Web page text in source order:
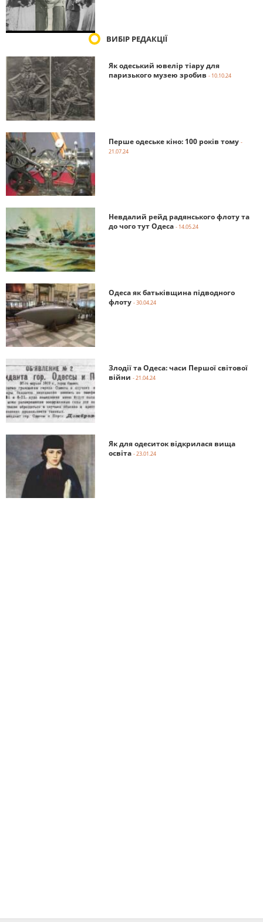
ВИБІР РЕДАКЦІЇ
Як одеський ювелір тіару для
паризького музею зробив - 10.10.24
Перше одеське кіно: 100 років тому -
21.07.24
Невдалий рейд радянського флоту та
до чого тут Одеса - 14.05.24
Одеса як батьківщина підводного
флоту - 30.04.24
Злодії та Одеса: часи Першої світової
війни - 21.04.24
Як для одеситок відкрилася вища
освіта - 23.01.24